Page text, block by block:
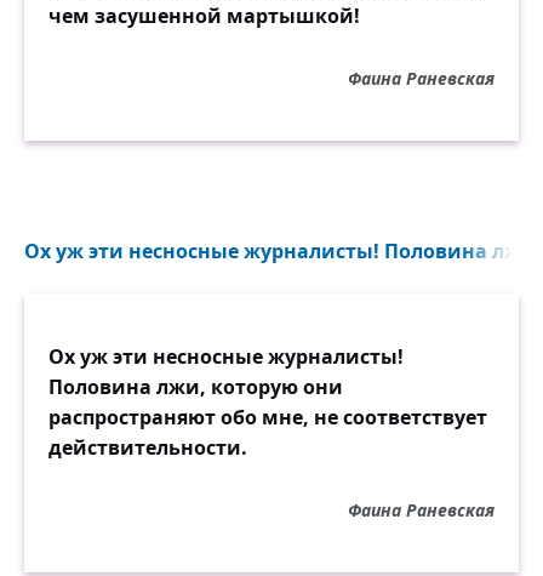
чем засушенной мартышкой!
Фаина Раневская
Ох уж эти несносные журналисты! Половина
Ох уж эти несносные журналисты!
Половина лжи, которую они
распространяют обо мне, не соответствует
действительности.
Фаина Раневская